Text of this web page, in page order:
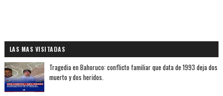
LAS MAS VISITADAS
Tragedia en Bahoruco: conflicto familiar que data de 1993 deja dos
muerto y dos heridos.